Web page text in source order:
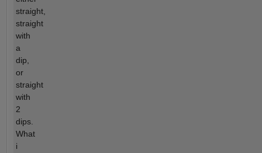
straight,
straight
with
a
dip,
or
straight
with
2
dips.
What
i